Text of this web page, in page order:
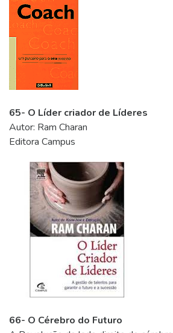
65- O Líder criador de Líderes
Autor: Ram Charan
Editora Campus
66- O Cérebro do Futuro